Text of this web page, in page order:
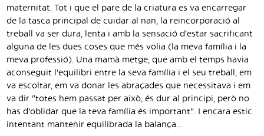
maternitat. Tot i que el pare de la criatura es va encarregar
de la tasca principal de cuidar al nan, la reincorporació al
treball va ser dura, lenta i amb la sensació d'estar sacrificant
alguna de les dues coses que més volia (la meva família i la
meva professió). Una mamà metge, que amb el temps havia
aconseguit l'equilibri entre la seva família i el seu treball, em
va escoltar, em va donar les abraçades que necessitava i em
va dir "totes hem passat per això, és dur al principi, però no
has d'oblidar que la teva família és important". I encara estic
intentant mantenir equilibrada la balança...